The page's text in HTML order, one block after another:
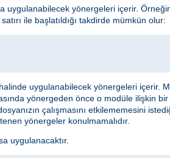
uygulanabilecek yönergeleri içerir.
ile başlatıldığı takdirde mümkün olur:
uygulanabilecek yönergeleri içerir.
yönergeden önce o modüle ilişkin bir
çalışmasını etkilememesini
yönergeler konulmamalıdır.
uygulanacaktır.